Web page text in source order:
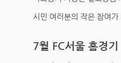
시민 여러분의 작은 참여
7월 FC서울 홈경기